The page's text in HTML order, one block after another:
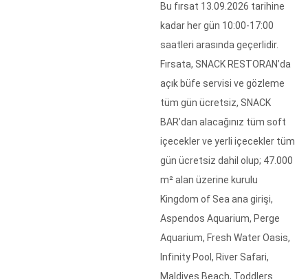
Bu fırsat 13.09.2026 tarihine
kadar her gün 10:00-17:00
saatleri arasında geçerlidir.
Fırsata, SNACK RESTORAN’da
açık büfe servisi ve gözleme
tüm gün ücretsiz, SNACK
BAR’dan alacağınız tüm soft
içecekler ve yerli içecekler tüm
gün ücretsiz dahil olup; 47.000
m² alan üzerine kurulu
Kingdom of Sea ana girişi,
Aspendos Aquarium, Perge
Aquarium, Fresh Water Oasis,
Infinity Pool, River Safari,
Maldives Beach, Toddlers